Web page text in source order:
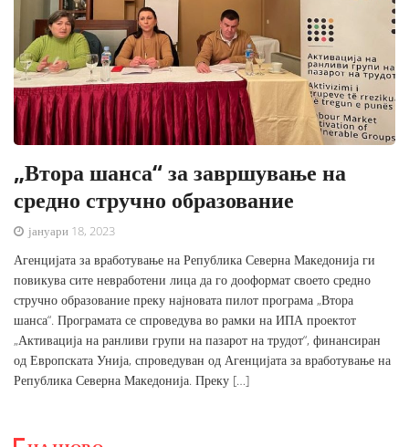
„Втора шанса“ за завршување на
средно стручно образование
јануари 18, 2023
Агенцијата за вработување на Република Северна Македонија ги
повикува сите невработени лица да го дооформат своето средно
стручно образование преку најновата пилот програма „Втора
шанса“. Програмата се спроведува во рамки на ИПА проектот
„Активација на ранливи групи на пазарот на трудот“, финансиран
од Европската Унија, спроведуван од Агенцијата за вработување на
Република Северна Македонија. Преку […]